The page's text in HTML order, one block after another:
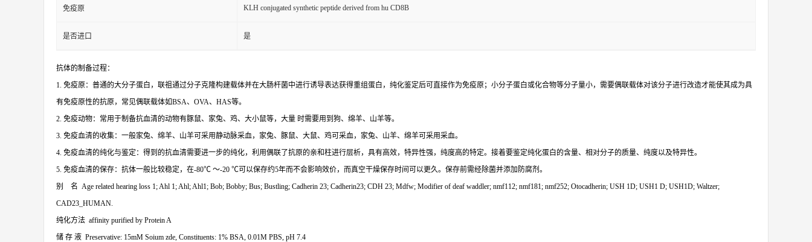
免疫原 KLH conjugated synthetic peptide derived from hu CD8B
是否进口 是
抗体的制备过程：
1. 免疫原：普通的大分子蛋白，联祖通过分子克隆构建载体并在大肠杆菌中进行诱导表达获得重组蛋白，纯化鉴定后可直接作为免疫原；小分子蛋白或化合物等分子量小，需要偶联载体对该分子进行改造才能使其成为具
有免疫原性的抗原，常见偶联载体如BSA、OVA、HAS等。
2. 免疫动物：常用于制备抗血清的动物有豚鼠、家兔、鸡、大小鼠等，大量 时需要用到狗、绵羊、山羊等。
3. 免疫血清的收集：一般家兔、绵羊、山羊可采用静动脉采血，家兔、豚鼠、大鼠、鸡可采血，家兔、山羊、绵羊可采用采血。
4. 免疫血清的纯化与鉴定：得到的抗血清需要进一步的纯化，利用偶联了抗原的亲和柱进行层析，具有高效，特异性强，纯度高的特定。接着要鉴定纯化蛋白的含量、相对分子的质量、纯度以及特异性。
5. 免疫血清的保存：抗体一般比较稳定，在-80℃ ～-20 ℃可以保存约5年而不会影响效价，而真空干燥保存时间可以更久。保存前需经除菌并添加防腐剂。
别
名 Age related hearing loss 1; Ahl 1; Ahl; Ahl1; Bob; Bobby; Bus; Bustling; Cadherin 23; Cadherin23; CDH 23; Mdfw; Modifier of deaf waddler; nmf112; nmf181; nmf252; Otocadherin; USH 1D; USH1 D; USH1D; Waltzer;
CAD23_HUMAN.
纯化方法 affinity purified by Protein A
储 存 液 Preservative: 15mM Soium zde, Constituents: 1% BSA, 0.01M PBS, pH 7.4